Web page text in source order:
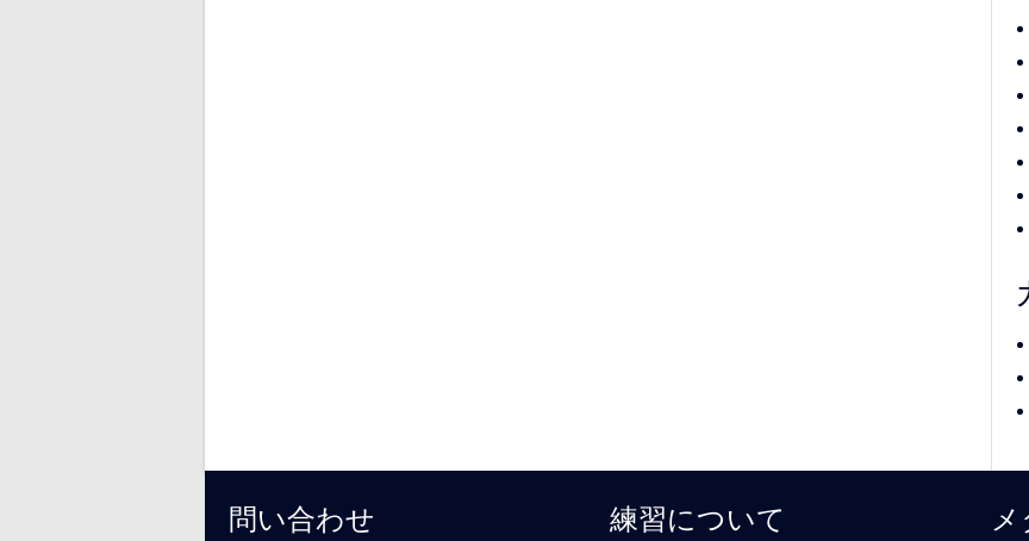
問い合わせ 練習について